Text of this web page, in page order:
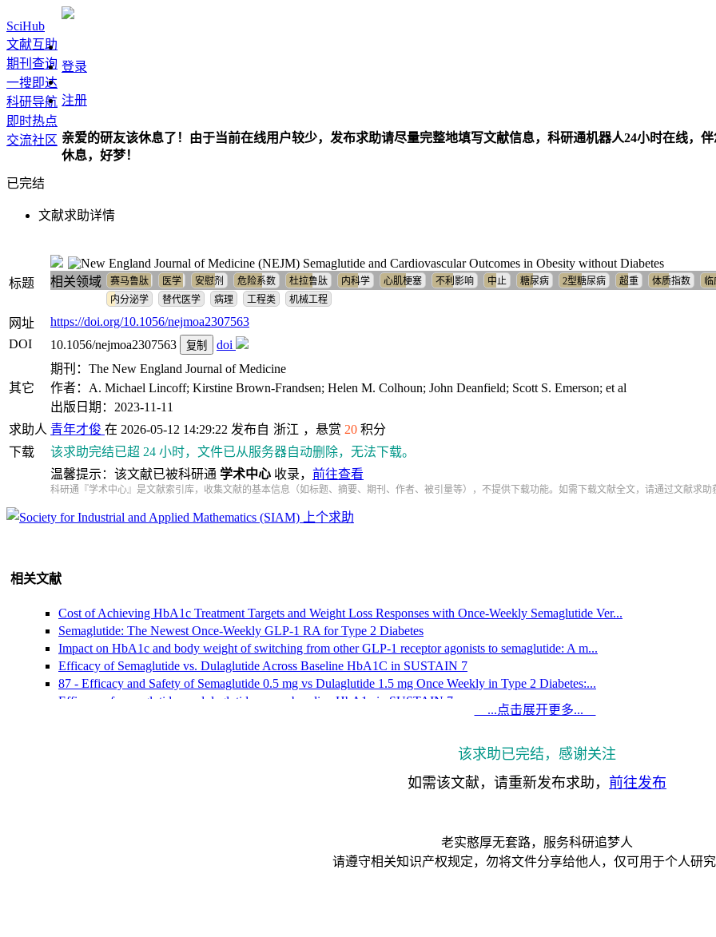
SciHub
文献互助
期刊查询
一搜即达
科研导航
即时热点
交流社区
登录
注册
亲爱的研友该休息了！由于当前在线用户较少，发布求助请尽量完整地填写文献信息，科研通机器人24小时在线，
休息，好梦！
已完结
文献求助详情
标题
Semaglutide and Cardiovascular Outcomes in Obesity without Diabetes
相关领域
赛马鲁肽 医学 安慰剂 危险系数 杜拉鲁肽 内科学 心肌梗塞 不利影响 中止 糖尿病 2型糖尿病 超重 体质指数
临
内分泌学
替代医学 病理 工程类 机械工程
网址
https://doi.org/10.1056/nejmoa2307563
DOI
10.1056/nejmoa2307563 复制 doi
其它
期刊：The New England Journal of Medicine
作者：A. Michael Lincoff; Kirstine Brown‐Frandsen; Helen M. Colhoun; John Deanfield; Scott S. Emerson; et al
出版日期：2023-11-11
求助人 青年才俊 在 2026-05-12 14:29:22 发布自 浙江 ，悬赏 20 积分
下载
该求助完结已超 24 小时，文件已从服务器自动删除，无法下载。
温馨提示：该文献已被科研通 学术中心 收录， 前往查看
科研通『学术中心』是文献索引库，收集文献的基本信息（如标题、摘要、期刊、作者、被引量等），不提供下载功能。如需下载文献全文，请通过文献求助
上个求助
相关文献
Cost of Achieving HbA1c Treatment Targets and Weight Loss Responses with Once-Weekly Semaglutide Ver...
Semaglutide: The Newest Once-Weekly GLP-1 RA for Type 2 Diabetes
Impact on HbA1c and body weight of switching from other GLP‐1 receptor agonists to semaglutide: A m...
Efficacy of Semaglutide vs. Dulaglutide Across Baseline HbA1C in SUSTAIN 7
87 - Efficacy and Safety of Semaglutide 0.5 mg vs Dulaglutide 1.5 mg Once Weekly in Type 2 Diabetes:...
Efficacy of semaglutide vs. dulaglutide across baseline HbA1c in SUSTAIN 7
An indirect treatment comparison of the efficacy of semaglutide 1.0 mg versus dulaglutide 3.0 and 4...
Effects of switching from liraglutide to semaglutide or dulaglutide in patients with type 2 diabetes...
...点击展开更多...
该求助已完结，感谢关注
如需该文献，请重新发布求助， 前往发布
老实憨厚无套路，服务科研追梦人
请遵守相关知识产权规定，勿将文件分享给他人，仅可用于个人研